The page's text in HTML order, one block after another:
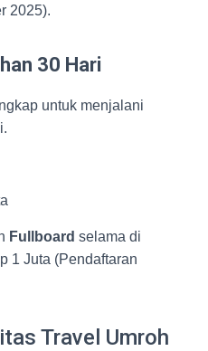
2025).
30 Hari
untuk menjalani
Fullboard selama di
1 Juta (Pendaftaran
Travel Umroh